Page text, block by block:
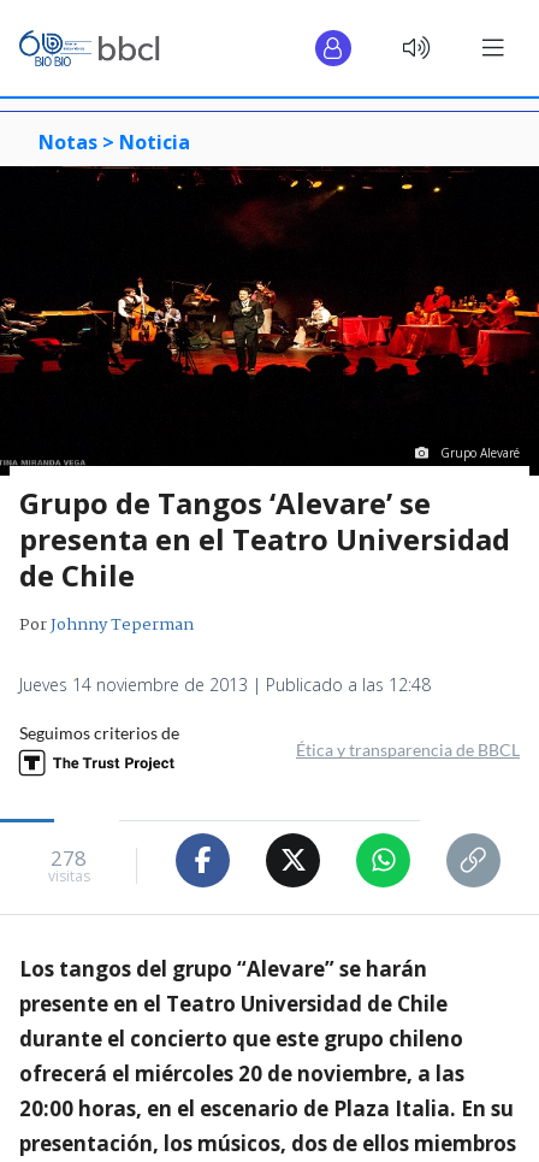
Notas > Noticia
Grupo Alevaré
Grupo de Tangos ‘Alevare’ se
presenta en el Teatro Universidad
de Chile
PorJohnny Teperman
Jueves 14 noviembre de 2013 | Publicado a las 12:48
Seguimos criterios de
Ética y transparencia de BBCL
278
visitas
Los tangos del grupo “Alevare” se harán
presente en el Teatro Universidad de Chile
durante el concierto que este grupo chileno
ofrecerá el miércoles 20 de noviembre, a las
20:00 horas, en el escenario de Plaza Italia. En su
presentación, los músicos, dos de ellos miembros